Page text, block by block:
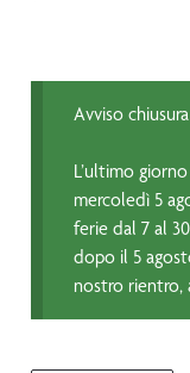
Avviso
L’ultimo
mercoledì 5
ferie dal 7 al
dopo il 5
nostro rientro,